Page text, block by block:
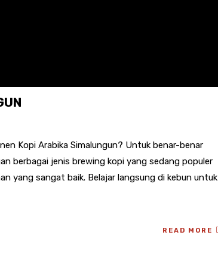
Kopi Arabika Simalungun? Untuk benar-benar
berbagai jenis brewing kopi yang sedang populer
yang sangat baik. Belajar langsung di kebun untuk
READ MORE